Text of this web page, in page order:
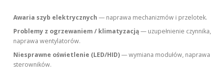
Awaria szyb elektrycznych — naprawa mechanizmów i przelotek.
Problemy z ogrzewaniem / klimatyzacją— uzupełnienie czynnika,
naprawa wentylatorów.
Niesprawne oświetlenie (LED/HID)— wymiana modułów, naprawa
sterowników.